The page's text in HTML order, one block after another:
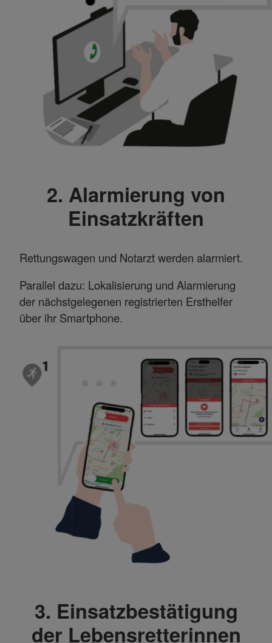
2. Alarmierung von
Einsatzkräften
Rettungswagen und Notarzt werden alarmiert.
Parallel dazu: Lokalisierung und Alarmierung
der nächstgelegenen registrierten Ersthelfer
über ihr Smartphone.
3. Einsatzbestätigung
der Lebensretterinnen